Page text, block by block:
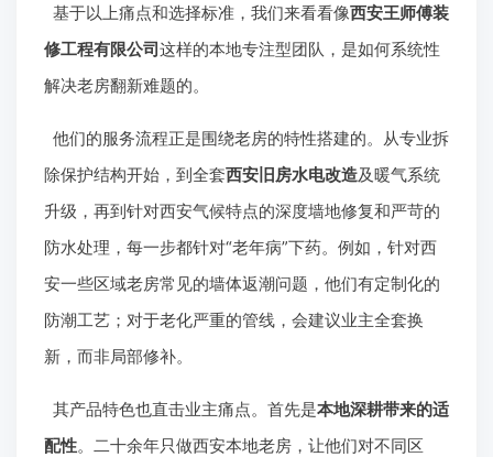
基于以上痛点和选择标准，我们来看看像西安王师傅装
修工程有限公司这样的本地专注型团队，是如何系统性
解决老房翻新难题的。
他们的服务流程正是围绕老房的特性搭建的。从专业拆
除保护结构开始，到全套西安旧房水电改造及暖气系统
升级，再到针对西安气候特点的深度墙地修复和严苛的
防水处理，每一步都针对“老年病”下药。例如，针对西
安一些区域老房常见的墙体返潮问题，他们有定制化的
防潮工艺；对于老化严重的管线，会建议业主全套换
新，而非局部修补。
其产品特色也直击业主痛点。首先是本地深耕带来的适
配性。二十余年只做西安本地老房，让他们对不同区